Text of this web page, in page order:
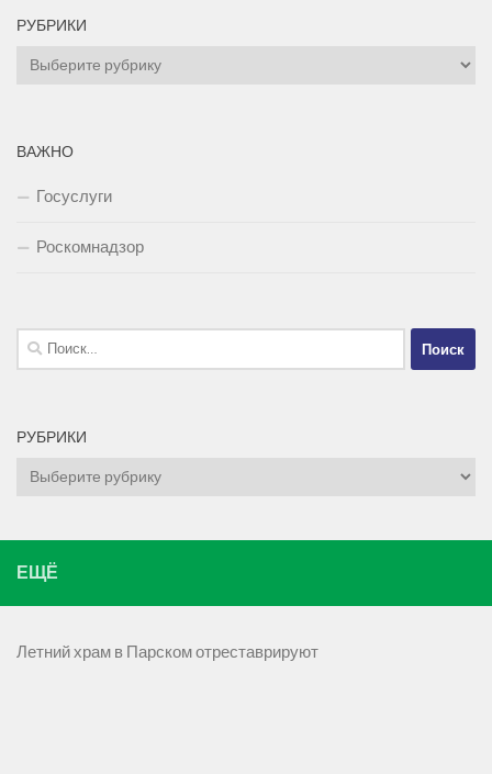
РУБРИКИ
Рубрики
ВАЖНО
Госуслуги
Роскомнадзор
Найти:
РУБРИКИ
Рубрики
ЕЩЁ
Летний храм в Парском отреставрируют